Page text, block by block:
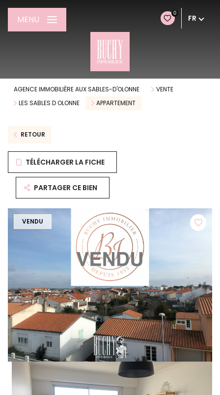
0
FR
MENU
AGENCE IMMOBILIÈRE AUX SABLES-D'OLONNE
VENTE
LES SABLES D OLONNE
APPARTEMENT
RETOUR
TÉLÉCHARGER LA FICHE
PARTAGER CE BIEN
VENDU